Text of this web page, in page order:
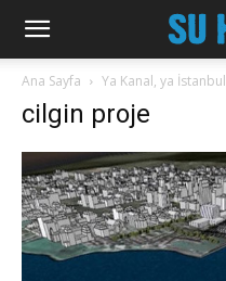
Ana Sayfa Ya Kanal, ya İstanbul
cilgin proje